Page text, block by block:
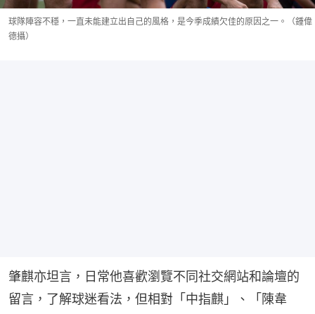
球隊陣容不穩，一直未能建立出自己的風格，是今季成績欠佳的原因之一。（鍾偉
德攝）
肇麒亦坦言，日常他喜歡瀏覽不同社交網站和論壇的
留言，了解球迷看法，但相對「中指麒」、「陳韋